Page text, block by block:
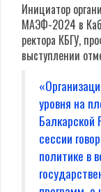
Инициатор
МАЭФ-2024 в
ректора КБГУ,
выступлении
уровня на
Балкарской
сессии
политике в